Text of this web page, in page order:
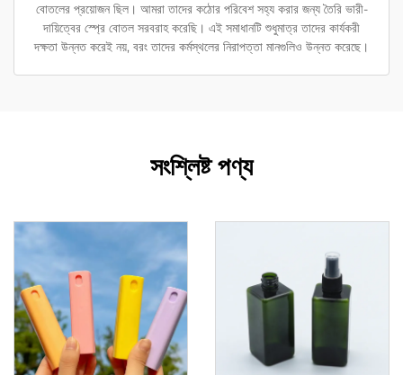
বোতলের প্রয়োজন ছিল। আমরা তাদের কঠোর পরিবেশ সহ্য করার জন্য তৈরি ভারী-
দায়িত্বের স্প্রে বোতল সরবরাহ করেছি। এই সমাধানটি শুধুমাত্র তাদের কার্যকরী
দক্ষতা উন্নত করেই নয়, বরং তাদের কর্মস্থলের নিরাপত্তা মানগুলিও উন্নত করেছে।
সংশ্লিষ্ট পণ্য